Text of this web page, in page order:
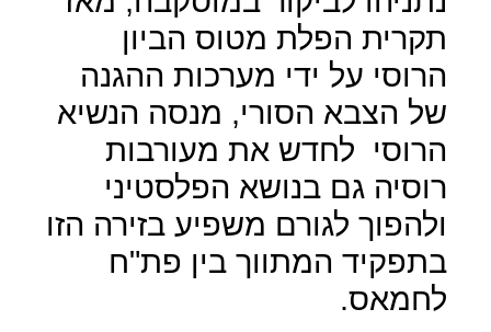
תקרית הפלת מטוס הביון
הרוסי על ידי מערכות ההגנה
של הצבא הסורי, מנסה הנשיא
הרוסי לחדש את מעורבות
רוסיה גם בנושא הפלסטיני
ולהפוך לגורם משפיע בזירה הזו
בתפקיד המתווך בין פת"ח
לחמאס.